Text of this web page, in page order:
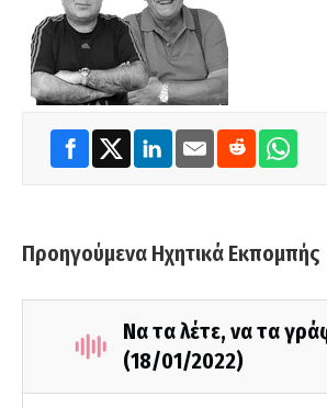
Προηγούμενα Ηχητικά Εκπομπής
Να τα λέτε, να τα
(18/01/2022)